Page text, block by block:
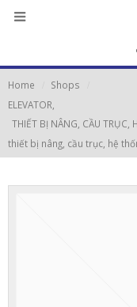
Home
Shops
ELEVATOR
THIẾT BỊ NÂNG, CẦU TRỤC,
thiết bị nâng, cầu trục, hệ